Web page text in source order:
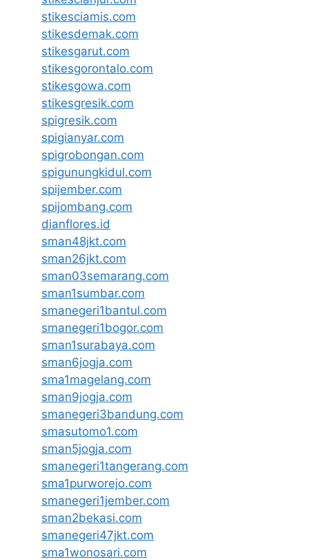
stikesciamis.com
stikesdemak.com
stikesgarut.com
stikesgorontalo.com
stikesgowa.com
stikesgresik.com
spigresik.com
spigianyar.com
spigrobongan.com
spigunungkidul.com
spijember.com
spijombang.com
dianflores.id
sman48jkt.com
sman26jkt.com
sman03semarang.com
sman1sumbar.com
smanegeri1bantul.com
smanegeri1bogor.com
sman1surabaya.com
sman6jogja.com
sma1magelang.com
sman9jogja.com
smanegeri3bandung.com
smasutomo1.com
sman5jogja.com
smanegeri1tangerang.com
sma1purworejo.com
smanegeri1jember.com
sman2bekasi.com
smanegeri47jkt.com
sma1wonosari.com